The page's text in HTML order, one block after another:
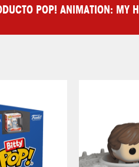
POP! ANIMATION: MY